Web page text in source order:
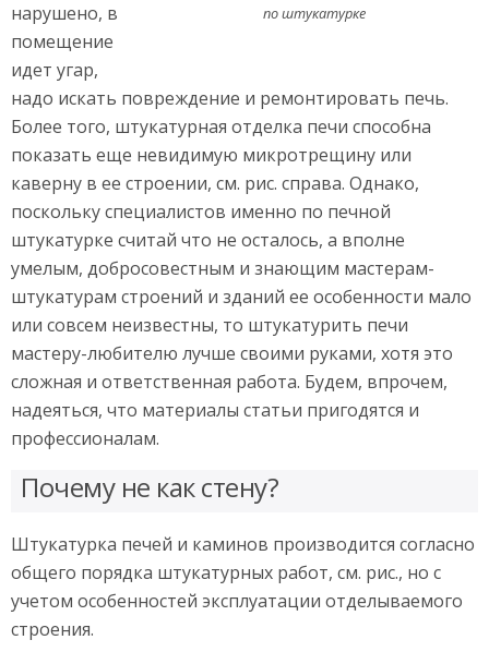
по штукатурке
нарушено, в
помещение
идет угар,
надо искать повреждение и ремонтировать печь.
Более того, штукатурная отделка печи способна
показать еще невидимую микротрещину или
каверну в ее строении, см. рис. справа. Однако,
поскольку специалистов именно по печной
штукатурке считай что не осталось, а вполне
умелым, добросовестным и знающим мастерам-
штукатурам строений и зданий ее особенности мало
или совсем неизвестны, то штукатурить печи
мастеру-любителю лучше своими руками, хотя это
сложная и ответственная работа. Будем, впрочем,
надеяться, что материалы статьи пригодятся и
профессионалам.
Почему не как стену?
Штукатурка печей и каминов производится согласно
общего порядка штукатурных работ, см. рис., но с
учетом особенностей эксплуатации отделываемого
строения.